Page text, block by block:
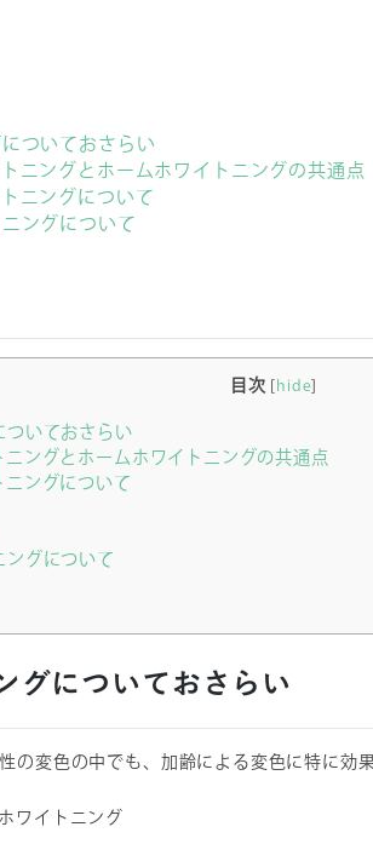
ついておさらい
ニングとホームホワイトニングの共通点
ニングについて
ングについて
目次 hide
ついておさらい
ニングとホームホワイトニングの共通点
ニングについて
ングについて
グについておさらい
の変色の中でも、加齢による変色に特に効
ワイトニング